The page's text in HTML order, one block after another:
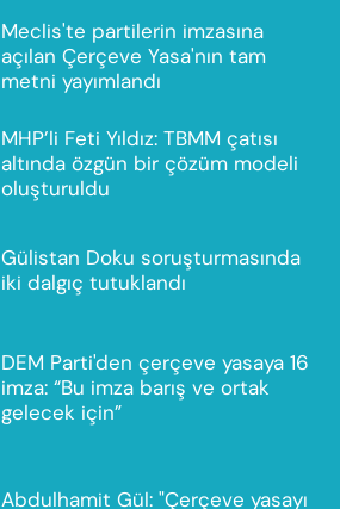
Meclis'te partilerin imzasına
açılan Çerçeve Yasa'nın tam
metni yayımlandı
MHP’li Feti Yıldız: TBMM çatısı
altında özgün bir çözüm modeli
oluşturuldu
Gülistan Doku soruşturmasında
iki dalgıç tutuklandı
DEM Parti'den çerçeve yasaya 16
imza: “Bu imza barış ve ortak
gelecek için”
Abdulhamit Gül: "Çerçeve yasayı